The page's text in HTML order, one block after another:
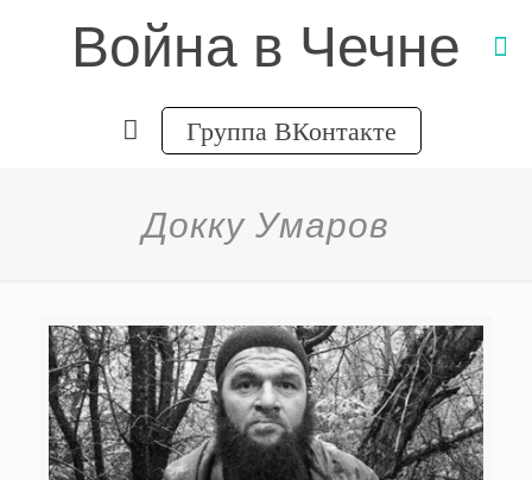
Война в Чечне
Группа ВКонтакте
Докку Умаров